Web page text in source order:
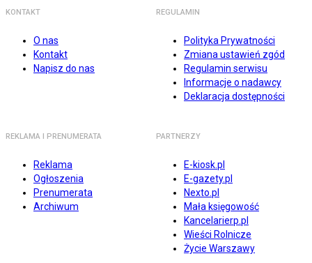
KONTAKT
O nas
Kontakt
Napisz do nas
REGULAMIN
Polityka Prywatności
Zmiana ustawień zgód
Regulamin serwisu
Informacje o nadawcy
Deklaracja dostępności
REKLAMA I PRENUMERATA
Reklama
Ogłoszenia
Prenumerata
Archiwum
PARTNERZY
E-kiosk.pl
E-gazety.pl
Nexto.pl
Mała księgowość
Kancelarierp.pl
Wieści Rolnicze
Życie Warszawy